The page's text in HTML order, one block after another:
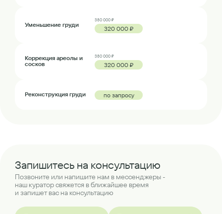
Уменьшение груди
380 000 ₽
320 000 ₽
Коррекция ареолы и
сосков
380 000 ₽
320 000 ₽
Реконструкция груди по запросу
Запишитесь на консультацию
Позвоните или напишите нам в мессенджеры -
наш куратор свяжется в ближайшее время
и запишет вас на консультацию